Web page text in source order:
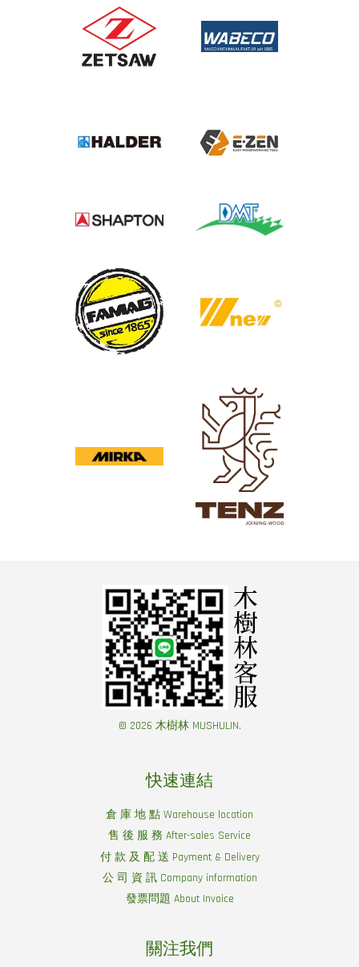
© 2026 木樹林 MUSHULIN.
快速連結
倉 庫 地 點 Warehouse location
售 後 服 務 After-sales Service
付 款 及 配 送 Payment & Delivery
公 司 資 訊 Company information
發票問題 About Invoice
關注我們